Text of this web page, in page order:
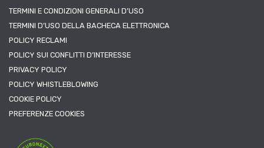
TERMINI E CONDIZIONI GENERALI D’USO
TERMINI D’USO DELLA BACHECA ELETTRONICA
POLICY RECLAMI
POLICY SUI CONFLITTI D’INTERESSE
PRIVACY POLICY
POLICY WHISTLEBLOWING
COOKIE POLICY
PREFERENZE COOKIES